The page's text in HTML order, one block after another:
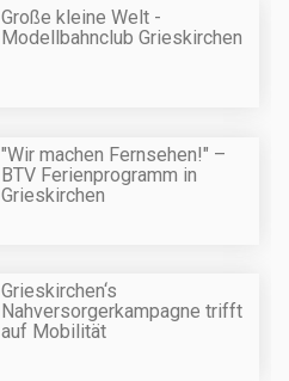
Große kleine Welt -
Modellbahnclub Grieskirchen
"Wir machen Fernsehen!" –
BTV Ferienprogramm in
Grieskirchen
Grieskirchen‘s
Nahversorgerkampagne trifft
auf Mobilität